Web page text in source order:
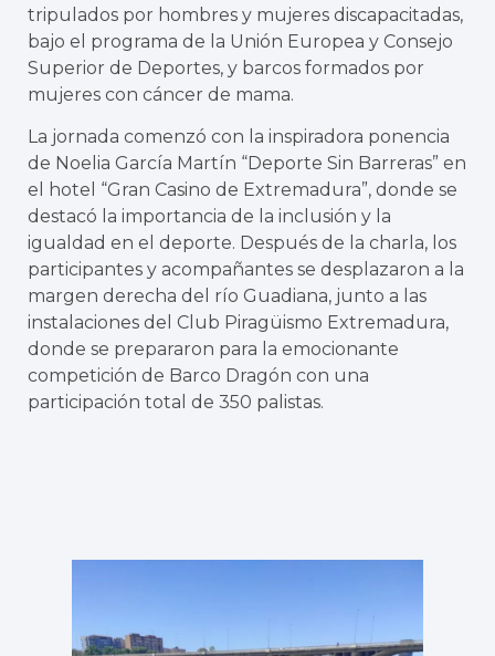
tripulados por hombres y mujeres discapacitadas,
bajo el programa de la Unión Europea y Consejo
Superior de Deportes, y barcos formados por
mujeres con cáncer de mama.
La jornada comenzó con la inspiradora ponencia
de Noelia García Martín “Deporte Sin Barreras” en
el hotel “Gran Casino de Extremadura”, donde se
destacó la importancia de la inclusión y la
igualdad en el deporte. Después de la charla, los
participantes y acompañantes se desplazaron a la
margen derecha del río Guadiana, junto a las
instalaciones del Club Piragüismo Extremadura,
donde se prepararon para la emocionante
competición de Barco Dragón con una
participación total de 350 palistas.